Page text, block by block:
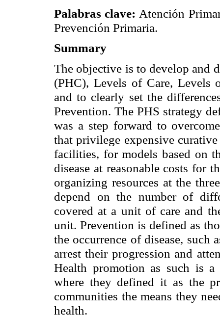
Palabras clave: Atención
Prevención Primaria.
Summary
The objective is to develop and
(PHC), Levels of Care, Levels
and to clearly set the
Prevention. The PHS strategy
was a step forward to
that privilege expensive
facilities, for models based on
disease at reasonable costs for
organizing resources at the
depend on the number of
covered at a unit of care and
unit. Prevention is defined as
the occurrence of disease,
arrest their progression and
Health promotion as such is
where they defined it as the
communities the means they
health.